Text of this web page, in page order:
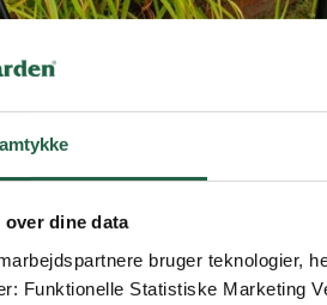
over dine data
bruger teknologier,
Funktionelle Statistiske Marketing